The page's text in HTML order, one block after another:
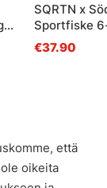
SQRTN x
Sportfiske
Cap, Black
€37.90
että
oikeita